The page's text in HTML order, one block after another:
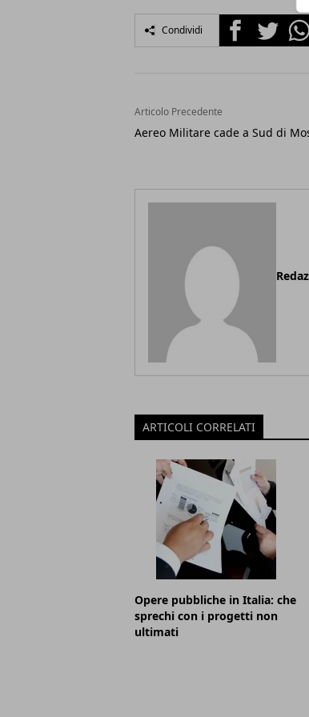
Condividi FacebookTwitter
Articolo Precedente
Aereo Militare cade a Sud di
ARTICOLI CORRELATI
Opere pubbliche in Italia: che
sprechi con i progetti non
ultimati